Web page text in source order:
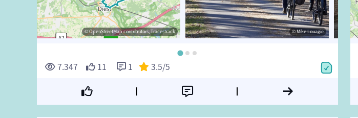
© OpenStreetMap contributors, Tracestrack © Mike Louagie
7.347 11 1 3.5/5
Tracestrack © vlaamsegemeenschap-agentschaponroerenderfgoed © Toerisme Westerlo